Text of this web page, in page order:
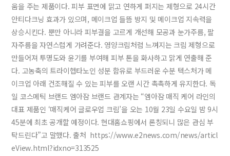
움을 주는 제품이다. 피부 표면에 맑고 연하게 퍼지는 제형으로 24시간
안티다크닝 효과가 있으며, 메이크업 들뜸 방지 및 메이크업 지속력을
상승시킨다. 뿐만 아니라 피부결을 고르게 개선해 모공과 눈가주름, 팔
자주름을 자연스럽게 가려준다. 영양크림처럼 느껴지는 크림 제형으로
만들어져 투명도와 윤기를 부여해 피부 톤을 화사하고 맑게 연출해 준
다. 고농축의 트라이헵타노인 성분 함유로 부드러운 수분 텍스처가 메
이크업 아래 건조해질 수 있는 피부를 오랜 시간 촉촉하게 유지한다. 독
일 코스메틱 브랜드 엠아잠 브랜드 관계자는 “엠아잠 매직 케어 라인의
대표 제품인 ‘매직케어 글로우업 크림’을 오는 10월 23일 수요일 밤 9시
45분에 최초 공개할 예정이다. 현대홈쇼핑에서 론칭되니 많은 관심 부
탁드린다”고 말했다. 출처 https://www.e2news.com/news/articl
eView.html?idxno=313525